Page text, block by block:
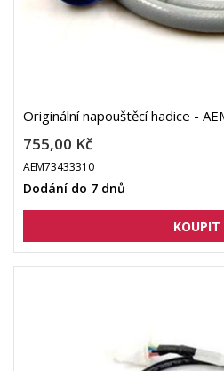
Originální napouštěcí hadice -
755,00 Kč
AEM73433310
Dodání do 7 dnů